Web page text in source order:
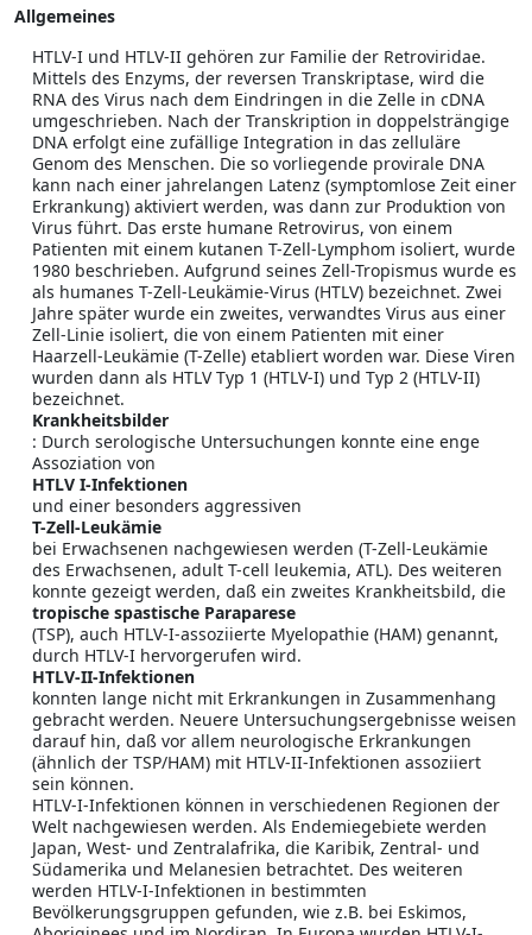
Allgemeines
HTLV-I und HTLV-II gehören zur Familie der Retroviridae.
Mittels des Enzyms, der reversen Transkriptase, wird die
RNA des Virus nach dem Eindringen in die Zelle in cDNA
umgeschrieben. Nach der Transkription in doppelsträngige
DNA erfolgt eine zufällige Integration in das zelluläre
Genom des Menschen. Die so vorliegende provirale DNA
kann nach einer jahrelangen Latenz (symptomlose Zeit einer
Erkrankung) aktiviert werden, was dann zur Produktion von
Virus führt. Das erste humane Retrovirus, von einem
Patienten mit einem kutanen T-Zell-Lymphom isoliert, wurde
1980 beschrieben. Aufgrund seines Zell-Tropismus wurde es
als humanes T-Zell-Leukämie-Virus (HTLV) bezeichnet. Zwei
Jahre später wurde ein zweites, verwandtes Virus aus einer
Zell-Linie isoliert, die von einem Patienten mit einer
Haarzell-Leukämie (T-Zelle) etabliert worden war. Diese Viren
wurden dann als HTLV Typ 1 (HTLV-I) und Typ 2 (HTLV-II)
bezeichnet.
Krankheitsbilder
: Durch serologische Untersuchungen konnte eine enge
Assoziation von
HTLV I-Infektionen
und einer besonders aggressiven
T-Zell-Leukämie
bei Erwachsenen nachgewiesen werden (T-Zell-Leukämie
des Erwachsenen, adult T-cell leukemia, ATL). Des weiteren
konnte gezeigt werden, daß ein zweites Krankheitsbild, die
tropische spastische Paraparese
(TSP), auch HTLV-I-assoziierte Myelopathie (HAM) genannt,
durch HTLV-I hervorgerufen wird.
HTLV-II-Infektionen
konnten lange nicht mit Erkrankungen in Zusammenhang
gebracht werden. Neuere Untersuchungsergebnisse weisen
darauf hin, daß vor allem neurologische Erkrankungen
(ähnlich der TSP/HAM) mit HTLV-II-Infektionen assoziiert
sein können.
HTLV-I-Infektionen können in verschiedenen Regionen der
Welt nachgewiesen werden. Als Endemiegebiete werden
Japan, West- und Zentralafrika, die Karibik, Zentral- und
Südamerika und Melanesien betrachtet. Des weiteren
werden HTLV-I-Infektionen in bestimmten
Bevölkerungsgruppen gefunden, wie z.B. bei Eskimos,